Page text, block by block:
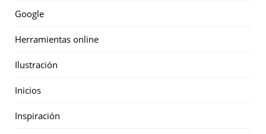
Google
Herramientas online
Ilustración
Inicios
Inspiración